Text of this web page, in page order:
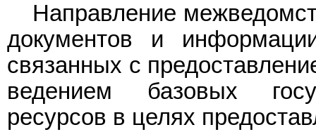
Направление
документов и
связанных с
ведением базовых
ресурсов в целях